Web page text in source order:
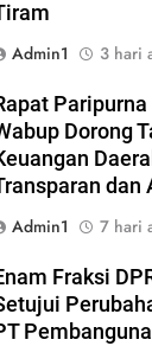
Admin1
3 hari
Paripurna
Dorong
dan
Admin1
7 hari
Fraksi